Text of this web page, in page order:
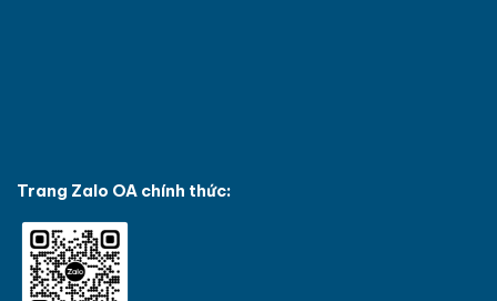
Trang Zalo OA chính thức: